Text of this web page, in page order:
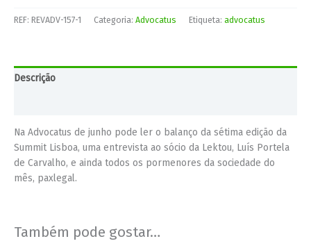
REF: REVADV-157-1 Categoria: Advocatus Etiqueta: advocatus
Descrição
Na Advocatus de junho pode ler o balanço da sétima edição da
Summit Lisboa, uma entrevista ao sócio da Lektou, Luís Portela
de Carvalho, e ainda todos os pormenores da sociedade do
mês, paxlegal.
Também pode gostar…